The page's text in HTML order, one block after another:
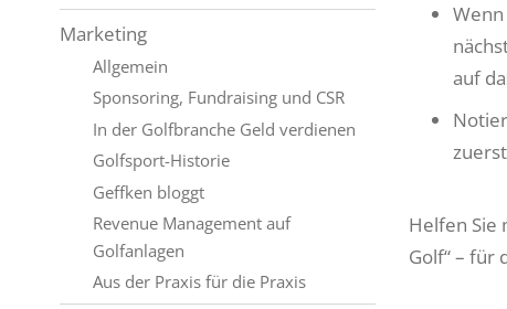
auf
Helfen Sie
Golf“ – für
Marketing
Allgemein
Sponsoring, Fundraising und CSR
In der Golfbranche Geld verdienen
Golfsport-Historie
Geffken bloggt
Revenue Management auf
Golfanlagen
Aus der Praxis für die Praxis